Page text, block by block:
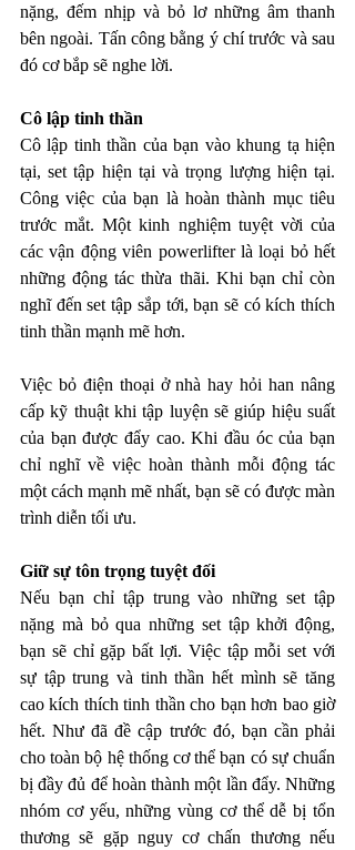
nặng, đếm nhịp và bỏ lơ những âm thanh
bên ngoài. Tấn công bằng ý chí trước và sau
đó cơ bắp sẽ nghe lời.
Cô lập tinh thần
Cô lập tinh thần của bạn vào khung tạ hiện
tại, set tập hiện tại và trọng lượng hiện tại.
Công việc của bạn là hoàn thành mục tiêu
trước mắt. Một kinh nghiệm tuyệt vời của
các vận động viên powerlifter là loại bỏ hết
những động tác thừa thãi. Khi bạn chỉ còn
nghĩ đến set tập sắp tới, bạn sẽ có kích thích
tinh thần mạnh mẽ hơn.
Việc bỏ điện thoại ở nhà hay hỏi han nâng
cấp kỹ thuật khi tập luyện sẽ giúp hiệu suất
của bạn được đẩy cao. Khi đầu óc của bạn
chỉ nghĩ về việc hoàn thành mỗi động tác
một cách mạnh mẽ nhất, bạn sẽ có được màn
trình diễn tối ưu.
Giữ sự tôn trọng tuyệt đối
Nếu bạn chỉ tập trung vào những set tập
nặng mà bỏ qua những set tập khởi động,
bạn sẽ chỉ gặp bất lợi. Việc tập mỗi set với
sự tập trung và tinh thần hết mình sẽ tăng
cao kích thích tinh thần cho bạn hơn bao giờ
hết. Như đã đề cập trước đó, bạn cần phải
cho toàn bộ hệ thống cơ thể bạn có sự chuẩn
bị đầy đủ để hoàn thành một lần đẩy. Những
nhóm cơ yếu, những vùng cơ thể dễ bị tổn
thương sẽ gặp nguy cơ chấn thương nếu